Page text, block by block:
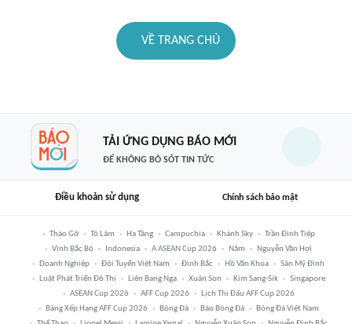
VỀ TRANG CHỦ
TẢI ỨNG DỤNG BÁO MỚI
ĐỂ KHÔNG BỎ SÓT TIN TỨC
Điều khoản sử dụng Chính sách bảo mật
Tháo Gỡ Tô Lâm Hạ Tầng Campuchia Khánh Sky
Trần Đình Tiệp
Vịnh Bắc Bộ
Indonesia A ASEAN Cup 2026 Năm
Nguyễn Văn Hợi
Doanh Nghiệp
Đội Tuyển Việt Nam Đình Bắc Hồ Văn Khoa
Sân Mỹ Đình
Luật Phát Triển Đô Thị
Liên Bang Nga Xuân Son Kim Sang-Sik
Singapore
ASEAN Cup 2026
AFF Cup 2026
Lịch Thi Đấu AFF Cup 2026
Bảng Xếp Hạng AFF Cup 2026
Bóng Đá Báo Bóng Đá
Bóng Đá Việt Nam